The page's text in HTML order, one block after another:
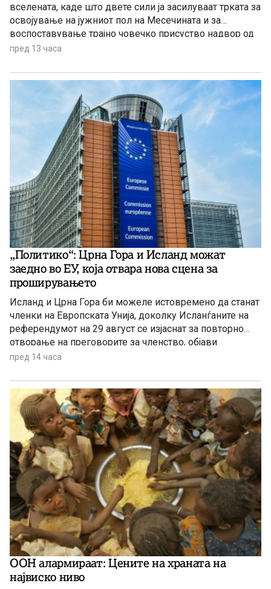
вселената, каде што двете сили ја засилуваат трката за
освојување на јужниот пол на Месечината и за
воспоставување трајно човечко присуство надвор од
Земјата.
пред 13 часа
„Политико“: Црна Гора и Исланд можат
заедно во ЕУ, која отвара нова сцена за
проширувањето
Исланд и Црна Гора би можеле истовремено да станат
членки на Европската Унија, доколку Исланѓаните на
референдумот на 29 август се изјаснат за повторно
отворање на преговорите за членство, објави
„Политико“, повикувајќи се на европски претставници
пред 14 часа
ООН алармираат: Цените на храната на
највиско ниво